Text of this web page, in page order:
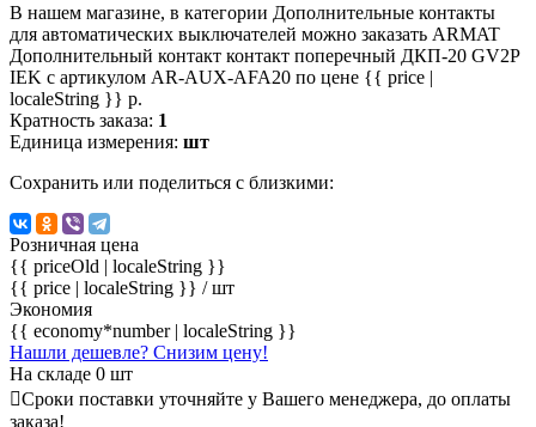
В нашем магазине, в категории Дополнительные контакты
для автоматических выключателей можно заказать ARMAT
Дополнительный контакт контакт поперечный ДКП-20 GV2P
IEK с артикулом AR-AUX-AFA20 по цене {{ price |
localeString }} р.
Кратность заказа: 1
Единица измерения: шт
Сохранить или поделиться с близкими:
Розничная цена
{{ priceOld | localeString }}
{{ price | localeString }} / шт
Экономия
{{ economy*number | localeString }}
Нашли дешевле? Снизим цену!
На складе 0 шт
Сроки поставки уточняйте у Вашего менеджера, до оплаты
заказа!